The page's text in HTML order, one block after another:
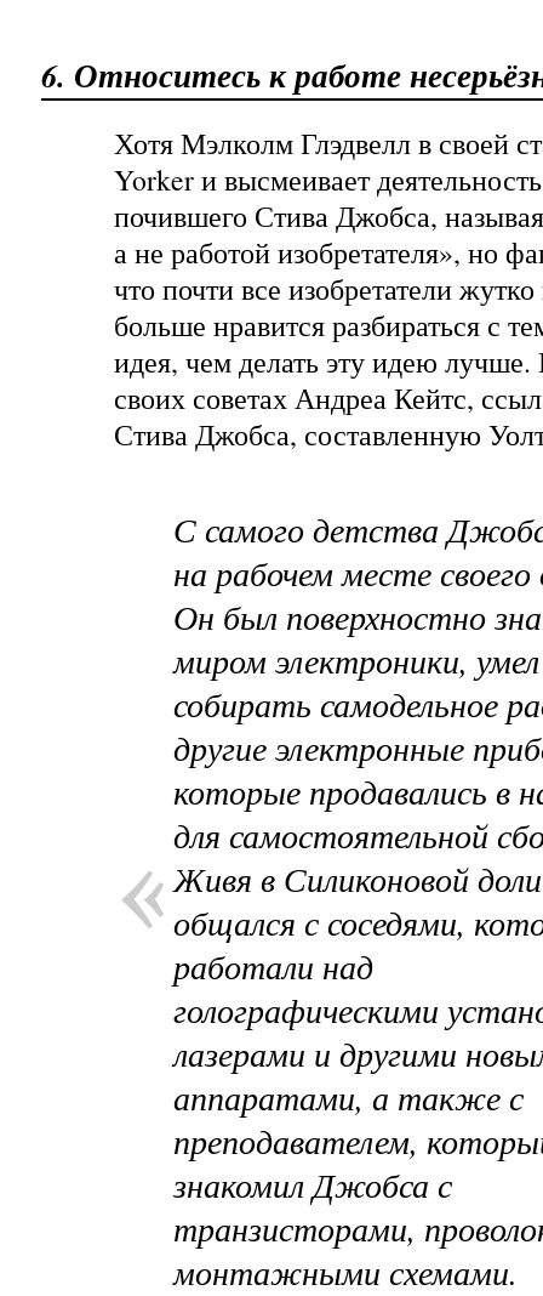
6. Относитесь к работе
Хотя Мэлколм Глэдвелл в своей
Yorkerи высмеивает
почившего Стива Джобса,
а не работой изобретателя», но
что почти все изобретатели
больше нравится разбираться с
идея, чем делать эту идею лучше.
своих советахАндреа Кейтс,
Стива Джобса, составленную
С самого детства
на рабочем месте
Он был поверхностно
миром электроники, умел
собирать самодельное
другие электронные
которые продавались в
для самостоятельной
Живя в Силиконовой
общался с соседями,
работали над
голографическими
лазерами и другими
аппаратами, а также с
преподавателем,
знакомил Джобса с
транзисторами,
монтажными схемами.